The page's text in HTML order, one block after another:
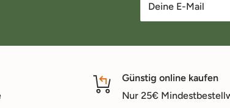
Deine E-Mail
Günstig online kaufen
Nur 25€